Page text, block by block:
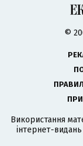
©
Використання
інтернет-